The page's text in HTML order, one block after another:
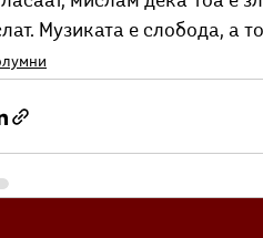
Музиката е слобода, а